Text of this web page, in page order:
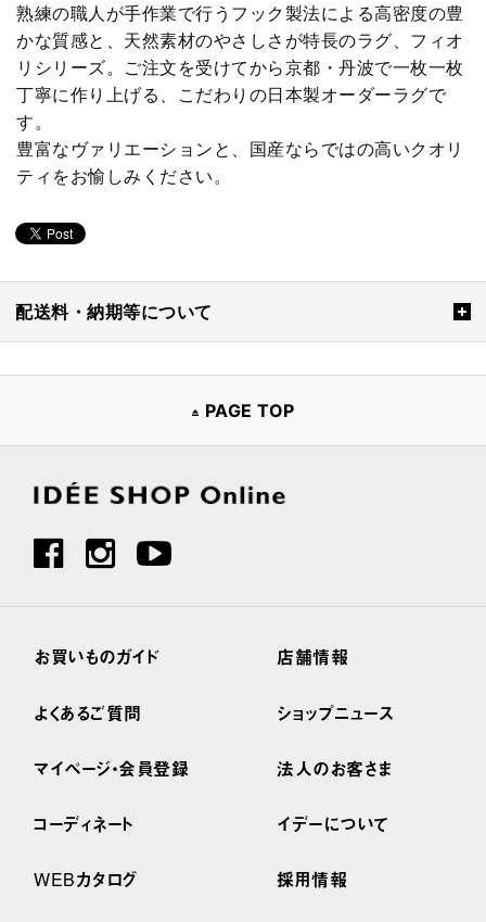
熟練の職人が手作業で行うフック製法による高密度の豊
かな質感と、天然素材のやさしさが特長のラグ、フィオ
リシリーズ。ご注文を受けてから京都・丹波で一枚一枚
丁寧に作り上げる、こだわりの日本製オーダーラグで
す。
豊富なヴァリエーションと、国産ならではの高いクオリ
ティをお愉しみください。
配送料・納期等について
PAGE TOP
お買いものガイド
よくあるご質問
マイページ・会員登録
コーディネート
WEBカタログ
店舗情報
ショップニュース
法人のお客さま
イデーについて
採用情報